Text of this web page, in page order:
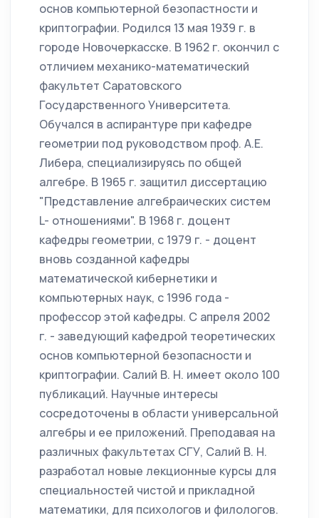
основ компьютерной безопастности и
криптографии. Родился 13 мая 1939 г. в
городе Новочеркасске. В 1962 г. окончил с
отличием механико-математический
факультет Саратовского
Государственного Университета.
Обучался в аспирантуре при кафедре
геометрии под руководством проф. А.Е.
Либера, специализируясь по общей
алгебре. В 1965 г. защитил диссертацию
"Представление алгебраических систем
L- отношениями". В 1968 г. доцент
кафедры геометрии, с 1979 г. - доцент
вновь созданной кафедры
математической кибернетики и
компьютерных наук, с 1996 года -
профессор этой кафедры. С апреля 2002
г. - заведующий кафедрой теоретических
основ компьютерной безопасности и
криптографии. Салий В. Н. имеет около 100
публикаций. Научные интересы
сосредоточены в области универсальной
алгебры и ее приложений. Преподавая на
различных факультетах СГУ, Салий В. Н.
разработал новые лекционные курсы для
специальностей чистой и прикладной
математики, для психологов и филологов.